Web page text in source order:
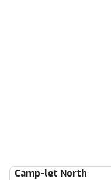
Camp-let North